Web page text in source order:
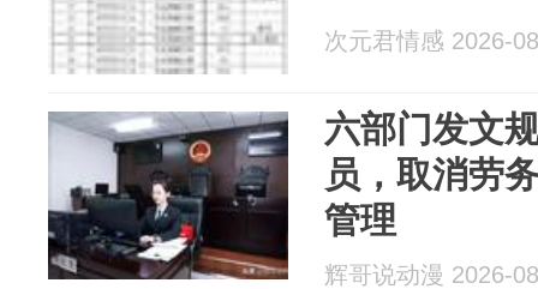
次元君情感 2026-
六部门发文
员，取消劳
管理
辉哥说动漫 2026-